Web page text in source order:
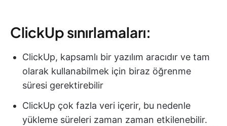
ClickUp sınırlamaları:
ClickUp, kapsamlı bir yazılım aracıdır ve tam
olarak kullanabilmek için biraz öğrenme
süresi gerektirebilir
ClickUp çok fazla veri içerir, bu nedenle
yükleme süreleri zaman zaman etkilenebilir.